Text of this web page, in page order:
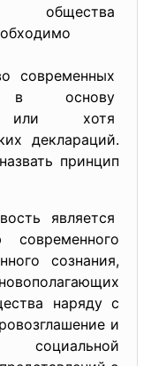
общества
современных
в основу
или хотя
деклараций.
принцип
является
современного
сознания,
наряду с
и